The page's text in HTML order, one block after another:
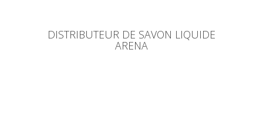
DISTRIBUTEUR DE SAVON LIQUIDE
ARENA